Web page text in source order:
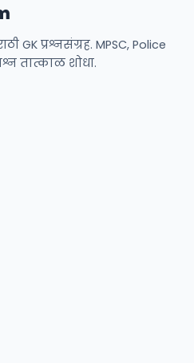
GK प्रश्नसंग्रह. MPSC, Police
तात्काळ शोधा.